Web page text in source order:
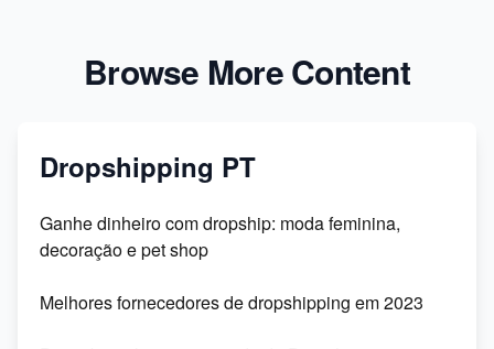
Browse More Content
Dropshipping PT
Ganhe dinheiro com dropship: moda feminina,
decoração e pet shop
Melhores fornecedores de dropshipping em 2023